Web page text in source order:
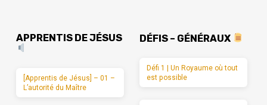
APPRENTIS DE JÉSUS
[Apprentis de Jésus] – 01 –
L’autorité du Maître
DÉFIS – GÉNÉRAUX
Défi 1 | Un Royaume où tout
est possible